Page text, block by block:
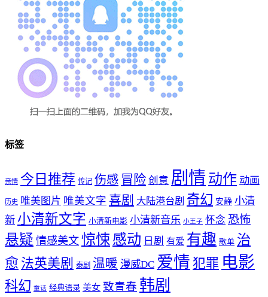
标签
亲情 今日推荐 传记 伤感 冒险 创意 剧情 动作 动画
历史 唯美图片 唯美文字 喜剧 大陆港台剧 奇幻 安静 小清
新 小清新文字 小清新电影 小清新音乐 小王子 怀念 恐怖
悬疑 情感美文 惊悚 感动 日剧 有爱 有趣 歌单 治
愈 法英美剧 泰剧 温暖 漫威DC 爱情 犯罪 电影
科幻 童话 经典语录 美女 致青春 韩剧